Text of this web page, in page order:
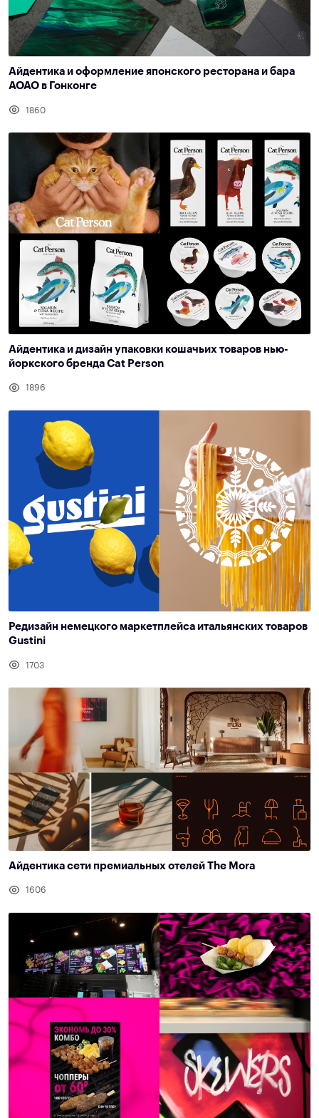
Айдентика и оформление японского ресторана и бара
AOAO в Гонконге
1860
Айдентика и дизайн упаковки кошачьих товаров нью-
йоркского бренда Cat Person
1896
Редизайн немецкого маркетплейса итальянских товаров
Gustini
1703
Айдентика сети премиальных отелей The Mora
1606